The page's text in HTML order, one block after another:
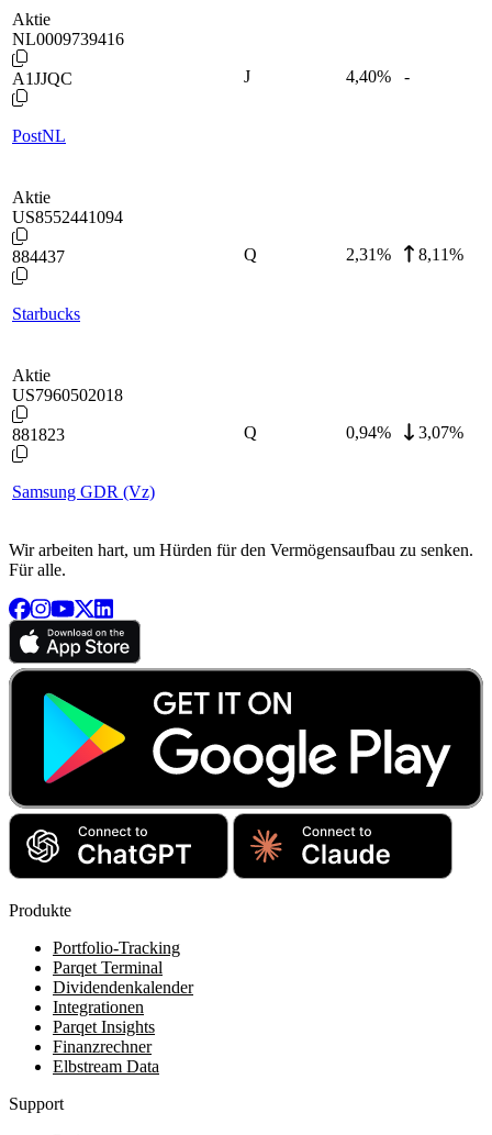
Aktie
NL0009739416
A1JJQC
PostNL
J 4,40% -
Aktie
US8552441094
884437
Starbucks
Q 2,31% 8,11%
Aktie
US7960502018
881823
Samsung GDR (Vz)
Q 0,94% 3,07%
Wir arbeiten hart, um Hürden für den Vermögensaufbau zu senken.
Für alle.
Produkte
Portfolio-Tracking
Parqet Terminal
Dividendenkalender
Integrationen
Parqet Insights
Finanzrechner
Elbstream Data
Support